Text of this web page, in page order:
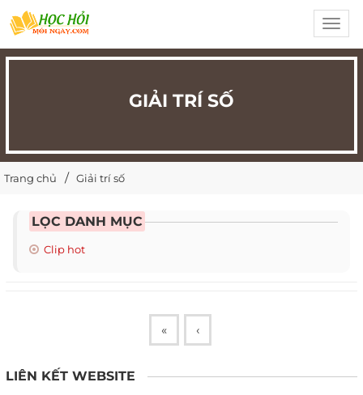
GIẢI TRÍ SỐ
Trang chủ Giải trí số
LỌC DANH MỤC
Clip hot
« ‹
LIÊN KẾT WEBSITE